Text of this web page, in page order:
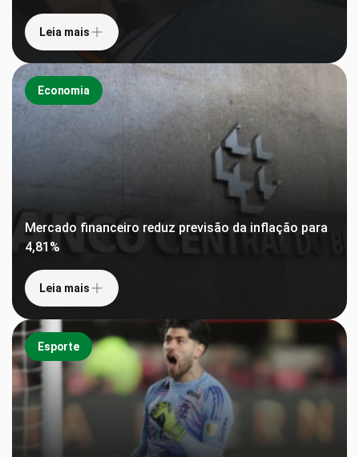
Leia mais
Economia
Mercado financeiro reduz previsão da inflação para
4,81%
Leia mais
Esporte